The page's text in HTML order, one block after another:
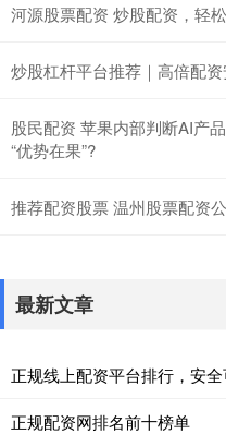
河源股票配资 炒股配资，轻
炒股杠杆平台推荐｜高倍配资
股民配资 苹果内部判断AI产
“优势在果”?
推荐配资股票 温州股票配资
最新文章
正规线上配资平台排行，安
正规配资网排名前十榜单